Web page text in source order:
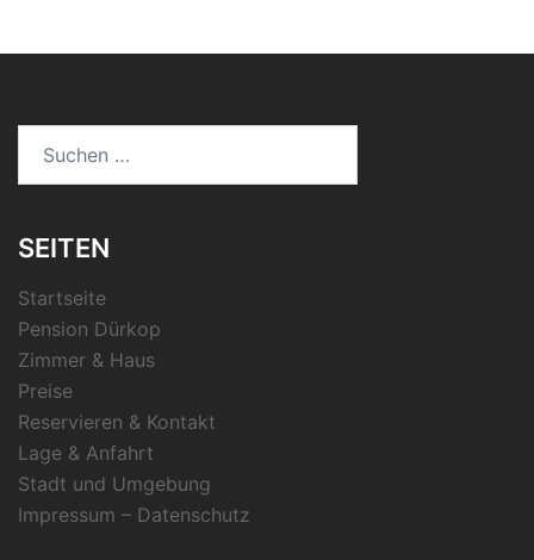
SEITEN
Startseite
Pension Dürkop
Zimmer & Haus
Preise
Reservieren & Kontakt
Lage & Anfahrt
Stadt und Umgebung
Impressum – Datenschutz